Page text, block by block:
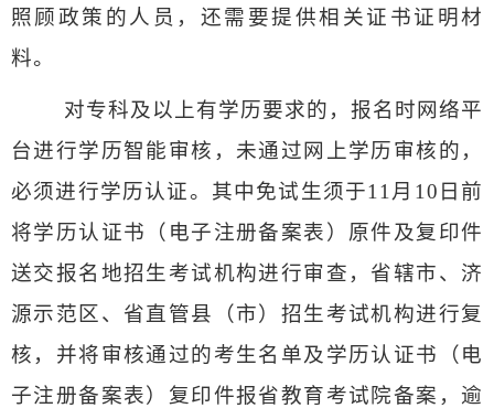
照顾政策的人员，还需要提供相关证书证明材
料。
对专科及以上有学历要求的，报名时网络平
台进行学历智能审核，未通过网上学历审核的，
必须进行学历认证。其中免试生须于11 月 10 日前
将学历认证书（电子注册备案表）原件及复印件
送交报名地招生考试机构进行审查，省辖市、济
源示范区、省直管县（市）招生考试机构进行复
核，并将审核通过的考生名单及学历认证书（电
子注册备案表）复印件报省教育考试院备案，逾